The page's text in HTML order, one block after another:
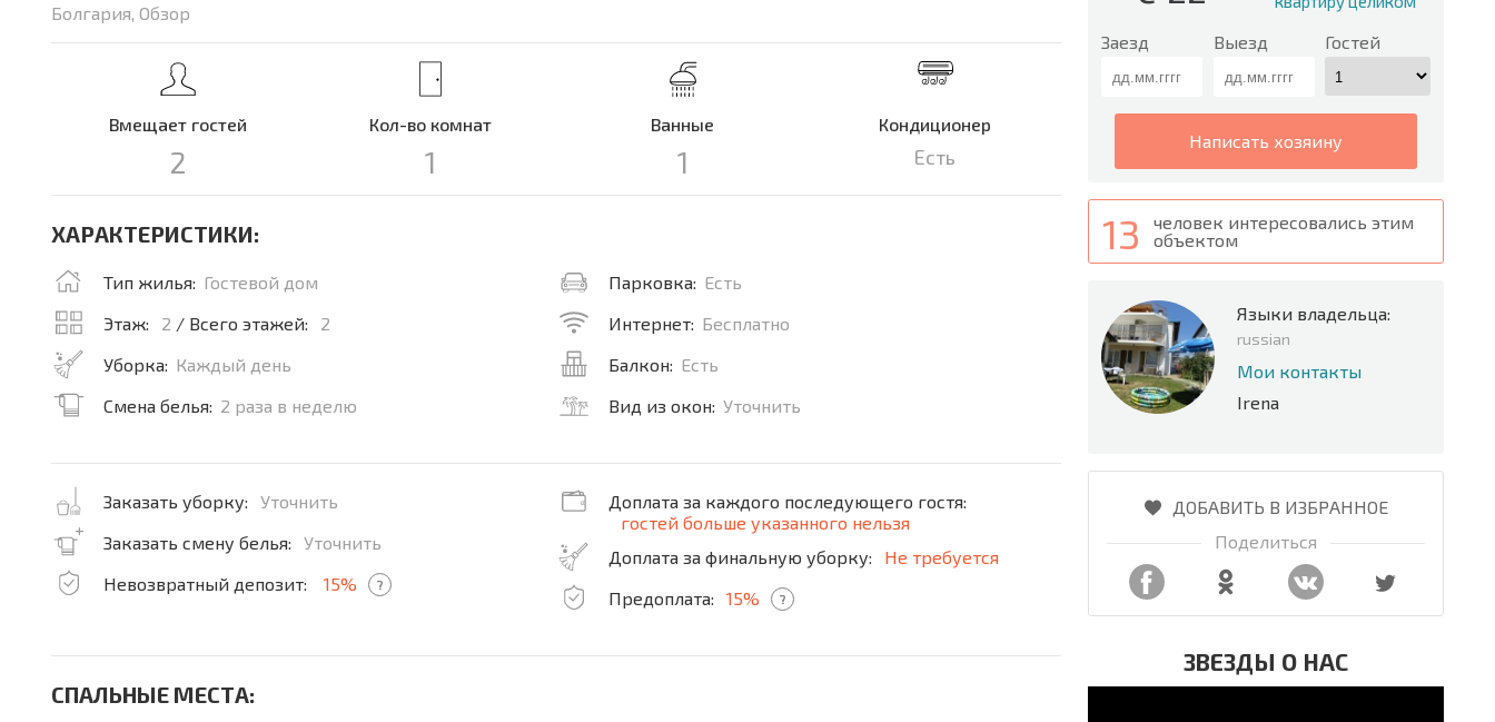
Заезд Выезд Гостей
написать хозяину
13
человек интересовались этим
объектом
Языки владельца:
russian
Мои контакты
Irena
ДОБАВИТЬ В ИЗБРАННОЕ
Поделиться
ЗВЕЗДЫ О НАС
Болгария, Обзор
Вмещает гостей
2
Кол-во комнат
1
Ванные
1
Кондиционер
Есть
ХАРАКТЕРИСТИКИ:
Тип жилья: Гостевой дом
Этаж:
2 / Всего этажей:
2
Уборка: Каждый день
Смена белья: 2 раза в неделю
Парковка: Есть
Интернет: Бесплатно
Балкон: Есть
Вид из окон: Уточнить
Заказать уборку:
Уточнить
Заказать смену белья:
Уточнить
Невозвратный депозит:
15% ?
Доплата за каждого последующего гостя:
гостей больше указанного нельзя
Доплата за финальную уборку:
Не требуется
Предоплата:
15% ?
СПАЛЬНЫЕ МЕСТА: